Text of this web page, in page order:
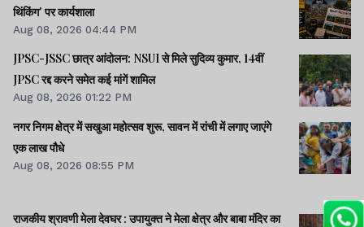
थिंकिंग' पर कार्यशाला
Aug 08, 2026 04:44 PM
JPSC-JSSC छात्र आंदोलन: NSUI से मिले सुदिव्य कुमार, 14वीं
JPSC रद्द करने समेत कई मांगें शामिल
Aug 08, 2026 01:22 PM
नगर निगम क्षेत्र में सखुआ महोत्सव शुरू, सावन में रांची में लगाए जाएंगे
एक लाख पौधे
Aug 08, 2026 08:55 PM
राजकीय श्रावणी मेला देवघर : उपायुक्त ने मेला क्षेत्र और बाबा मंदिर का